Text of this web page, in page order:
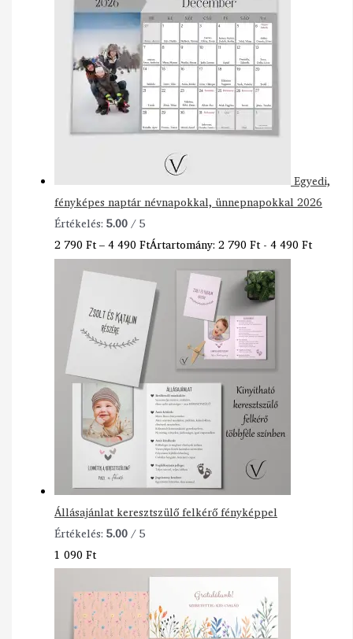
Egyedi,
fényképes naptár névnapokkal, ünnepnapokkal 2026
Értékelés:5.00/ 5
2 790Ft–4 490FtÁrtartomány: 2 790 Ft - 4 490 Ft
Állásajánlat keresztszülő felkérő fényképpel
Értékelés:5.00/ 5
1 090Ft